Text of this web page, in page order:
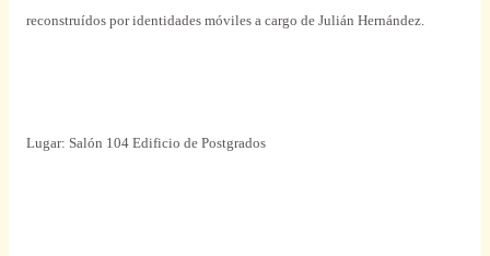
reconstruídos por identidades móviles a cargo de Julián Hernández.
Lugar: Salón 104 Edificio de Postgrados